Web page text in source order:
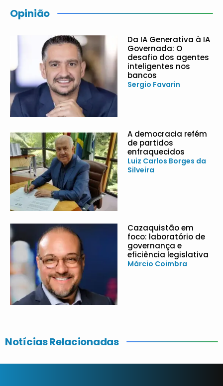
Opinião
Da IA Generativa à IA
Governada: O
desafio dos agentes
inteligentes nos
bancos
Sergio Favarin
A democracia refém
de partidos
enfraquecidos
Luiz Carlos Borges da
Silveira
Cazaquistão em
foco: laboratório de
governança e
eficiência legislativa
Márcio Coimbra
Notícias Relacionadas